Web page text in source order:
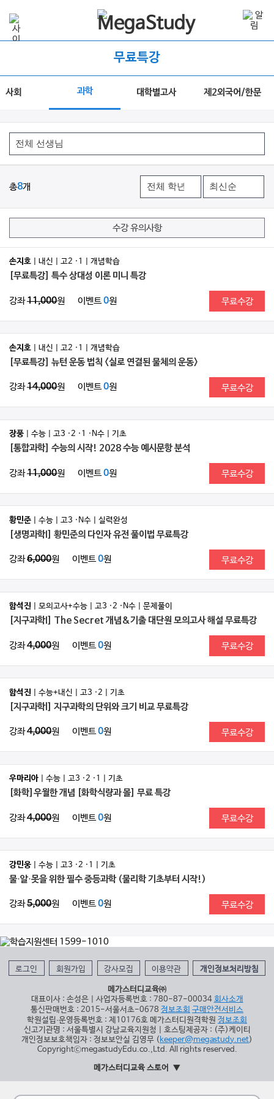
무료특강
사회 과학 대학별고사 제2외국어/한문
총8개
수강 유의사항
손지호| 내신 | 고2 ·1 | 개념학습
[무료특강] 특수 상대성 이론 미니 특강
강좌11,000원 이벤트0원 무료수강
손지호| 내신 | 고2 ·1 | 개념학습
[무료특강] 뉴턴 운동 법칙 <실로 연결된 물체의 운동>
강좌14,000원 이벤트0원 무료수강
장풍| 수능 | 고3 ·2 ·1 ·N수 | 기초
[통합과학] 수능의 시작! 2028 수능 예시문항 분석
강좌11,000원 이벤트0원 무료수강
황민준| 수능 | 고3 ·N수 | 실력완성
[생명과학I] 황민준의 다인자 유전 풀이법 무료특강
강좌6,000원 이벤트0원 무료수강
함석진| 모의고사+수능 | 고3 ·2 ·N수 | 문제풀이
[지구과학I] The Secret 개념&기출 대단원 모의고사 해설 무료특강
강좌4,000원 이벤트0원 무료수강
함석진 | 수능+내신 | 고3 ·2 | 기초
[지구과학l] 지구과학의 단위와 크기 비교 무료특강
강좌4,000원 이벤트0원 무료수강
우마리아| 수능 | 고3 ·2 ·1 | 기초
[화학]우월한 개념 [화학식량과 몰] 무료 특강
강좌4,000원 이벤트0원 무료수강
강민웅| 수능 | 고3 ·2 ·1 | 기초
물·알·못을 위한 필수 중등과학 (물리학 기초부터 시작!)
강좌5,000원 이벤트0원 무료수강
로그인 회원가입 강사모집 이용약관 개인정보처리방침
메가스터디교육㈜
대표이사 : 손성은 | 사업자등록번호 : 780-87-00034 회사소개
통신판매번호 : 2015-서울서초-0678 정보조회 구매안전서비스
학원설립∙운영등록번호 : 제10176호 메가스터디원격학원 정보조회
신고기관명 : 서울특별시 강남교육지원청 | 호스팅제공자 : (주)케이티
개인정보보호책임자 : 정보보안실 김영무 (keeper@megastudy.net)
CopyrightⓒmegastudyEdu.co.,Ltd. All rights reserved.
메가스터디교육 스토어